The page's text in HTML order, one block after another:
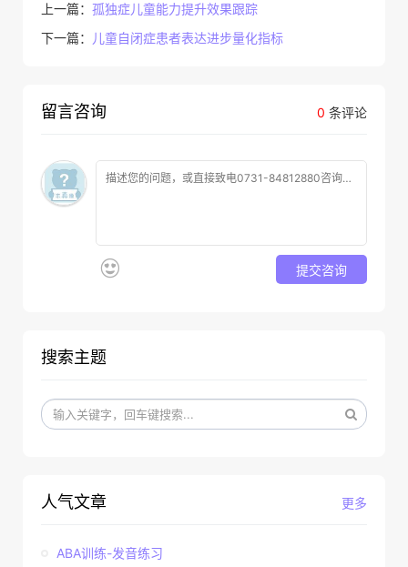
上一篇： 孤独症儿童能力提升效果跟踪
下一篇：
儿童自闭症患者表达进步量化指标
0 条评论
留言咨询
提交咨询
搜索主题
更多
人气文章
ABA训练-发音练习